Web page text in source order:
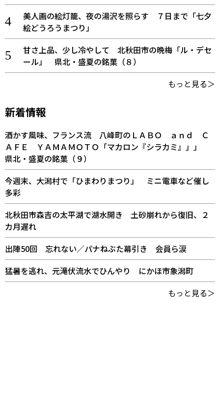
美人画の絵灯籠、夜の湯沢を照らす ７日まで「七夕
絵どうろうまつり」
甘さ上品、少し冷やして 北秋田市の晩梅「ル・デセ
ール」 県北・盛夏の銘菓（８）
もっと見る＞
新着情報
酒かす風味、フランス流 八峰町のＬＡＢＯ ａｎｄ Ｃ
ＡＦＥ ＹＡＭＡＭＯＴＯ「マカロン『シラカミ』」」
県北・盛夏の銘菓（９）
今週末、大潟村で「ひまわりまつり」 ミニ電車など催し
多彩
北秋田市森吉の太平湖で湖水開き 土砂崩れから復旧、２
カ月遅れ
出陣50回 忘れない／パナねぶた幕引き 会員ら涙
猛暑を逃れ、元滝伏流水でひんやり にかほ市象潟町
もっと見る＞